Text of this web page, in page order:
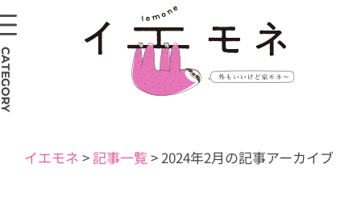
イエモネ >記事一覧>2024年2月の記事アーカイブ